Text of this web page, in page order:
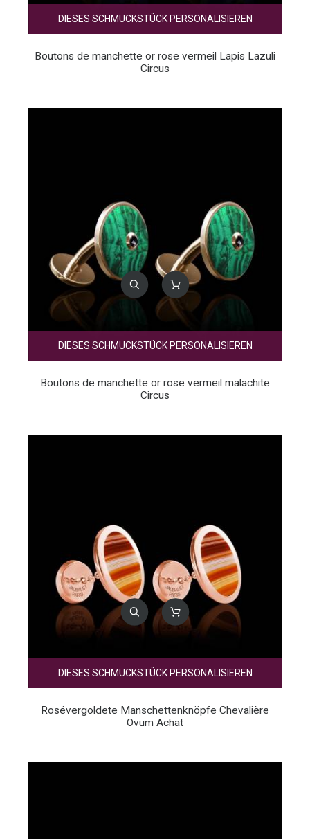
DIESES SCHMUCKSTÜCK PERSONALISIEREN
Boutons de manchette or rose vermeil Lapis Lazuli
Circus
DIESES SCHMUCKSTÜCK PERSONALISIEREN
Boutons de manchette or rose vermeil malachite
Circus
DIESES SCHMUCKSTÜCK PERSONALISIEREN
Rosévergoldete Manschettenknöpfe Chevalière
Ovum Achat